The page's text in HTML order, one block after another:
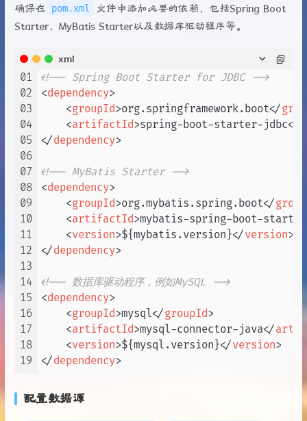
确保在 pom.xml
文件中添加必要的依赖，包括Spring Boot
Starter、MyBatis Starter以及数据库驱动程序等。
xml
01
02
03
04
05
06
07
08
09
10
11
12
13
14
15
16
17
18
19
<!-- Spring Boot Starter for JDBC -->
<dependency>
<groupId>org.springframework.boot</
<artifactId>spring-boot-starter-jdbc</
</dependency>
<!-- MyBatis Starter -->
<dependency>
<groupId>org.mybatis.spring.boot</
<artifactId>mybatis-spring-boot-starter
<version>${mybatis.version}</version>
</dependency>
<!-- 数据库驱动程序，例如MySQL -->
<dependency>
<groupId>mysql</groupId>
<artifactId>mysql-connector-java</
<version>${mysql.version}</version>
</dependency>
配置数据源